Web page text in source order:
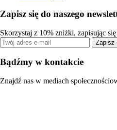
Zapisz się do naszego
Skorzystaj z 10% zniżki, zapisując
Zapisz
Bądźmy w kontakcie
Znajdź nas w mediach